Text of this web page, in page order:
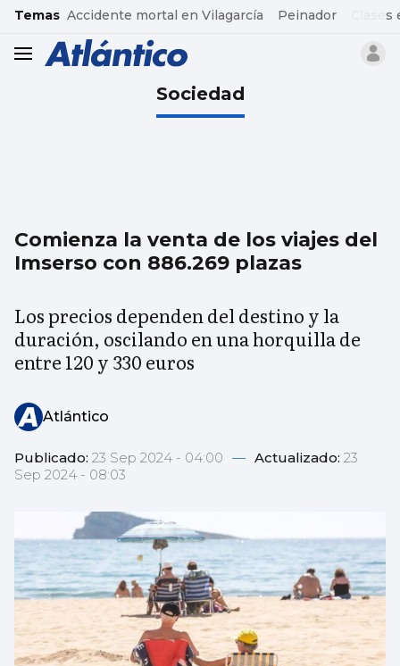
common.go-to-content
Temas Accidente mortal en Vilagarcía Peinador
header.menu.open
Sociedad
Comienza la venta de los viajes del
Imserso con 886.269 plazas
Los precios dependen del destino y la
duración, oscilando en una horquilla de
entre 120 y 330 euros
Atlántico
Publicado: 23 Sep 2024 - 04:00 — Actualizado: 23
Sep 2024 - 08:03